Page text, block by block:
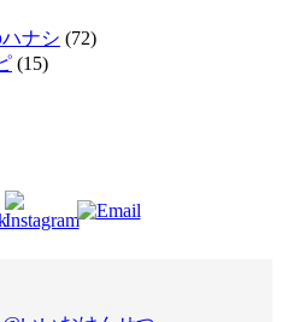
ナシ (72)
(15)